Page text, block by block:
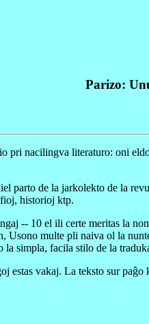
Parizo:
pri nacilingva literaturo: oni
parto de la jarkolekto de la
historioj ktp.
-- 10 el ili certe meritas la
Usono multe pli naiva ol la
simpla, facila stilo de la
vakaj. La teksto sur